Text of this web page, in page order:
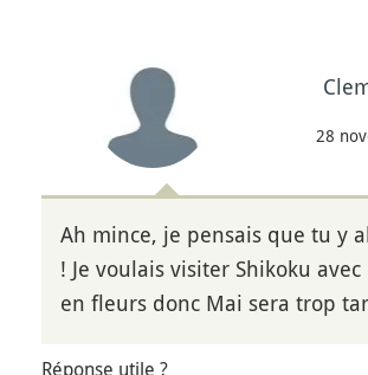
28
Ah mince, je pensais que tu y
! Je voulais visiter Shikoku
en fleurs donc Mai sera trop
Réponse utile ?